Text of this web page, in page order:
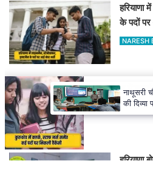
हरियाणा
के पदों
आवेदन
NARESH
नाथूसरी
चोर
की चोरी
NARESH
हरियाणा
नाथूसरी
की
को दूसरा